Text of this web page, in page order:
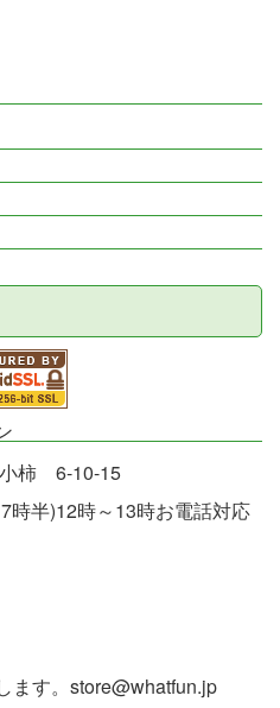
柿 6-10-15
時半)12時～13時お電話対応
ます。store@whatfun.jp